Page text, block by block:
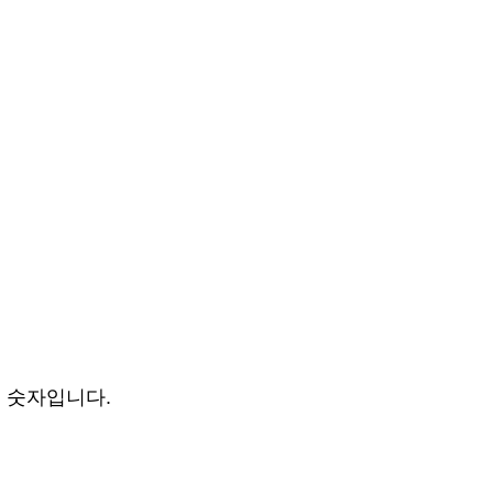
자입니다.